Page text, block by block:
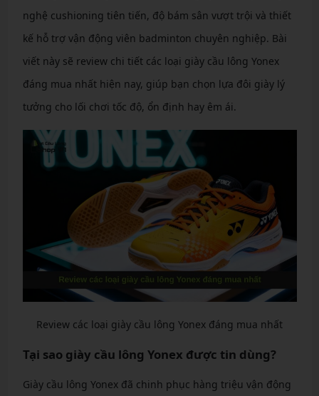
nghệ cushioning tiên tiến, độ bám sân vượt trội và thiết
kế hỗ trợ vận động viên badminton chuyên nghiệp. Bài
viết này sẽ review chi tiết các loại giày cầu lông Yonex
đáng mua nhất hiện nay, giúp bạn chọn lựa đôi giày lý
tưởng cho lối chơi tốc độ, ổn định hay êm ái.
Review các loại giày cầu lông Yonex đáng mua nhất
Tại sao giày cầu lông Yonex được tin dùng?
Giày cầu lông Yonex đã chinh phục hàng triệu vận động